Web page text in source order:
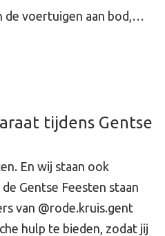
de voertuigen aan bod,…
tijdens Gentse
En wij staan ook
Gentse Feesten staan
van @rode.kruis.gent
hulp te bieden, zodat jij